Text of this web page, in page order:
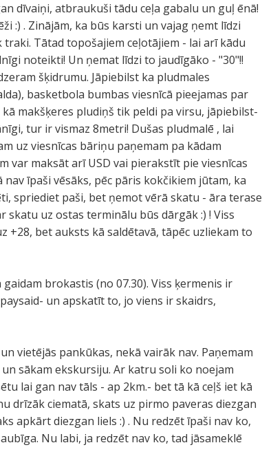
dīvaiņi, atbraukuši tādu ceļa gabalu un guļ ēnā!
:) . Zinājām, ka būs karsti un vajag ņemt līdzi
Tātad topošajiem ceļotājiem - lai arī kādu
noteikti! Un ņemat līdzi to jaudīgāko - "30"!!
šķidrumu. Jāpiebilst ka pludmales
basketbola bumbas viesnīcā pieejamas par
makšķeres pludiņš tik peldi pa virsu, jāpiebilst-
tur ir vismaz 8metri! Dušas pludmalē , lai
uz viesnīcas bāriņu paņemam pa kādam
var maksāt arī USD vai pierakstīt pie viesnīcas
īpaši vēsāks, pēc pāris kokčikiem jūtam, ka
spriediet paši, bet ņemot vērā skatu - āra terase
skatu uz ostas terminālu būs dārgāk :) ! Viss
bet auksts kā saldētavā, tāpēc uzliekam to
brokastis (no 07.30). Viss ķermenis ir
un apskatīt to, jo viens ir skaidrs,
vietējās pankūkas, nekā vairāk nav. Paņemam
sākam ekskursiju. Ar katru soli ko noejam
lai gan nav tāls - ap 2km.- bet tā kā ceļš iet kā
drīzāk ciematā, skats uz pirmo paveras diezgan
apkārt diezgan liels :) . Nu redzēt īpaši nav ko,
Nu labi, ja redzēt nav ko, tad jāsameklē